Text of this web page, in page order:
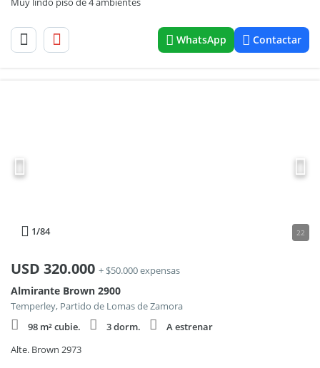
WhatsApp Contactar
1/84 22
USD 320.000 + $50.000 expensas
Almirante Brown 2900
Temperley, Partido de Lomas de Zamora
98 m² cubie.
3 dorm.
A estrenar
Alte. Brown 2973